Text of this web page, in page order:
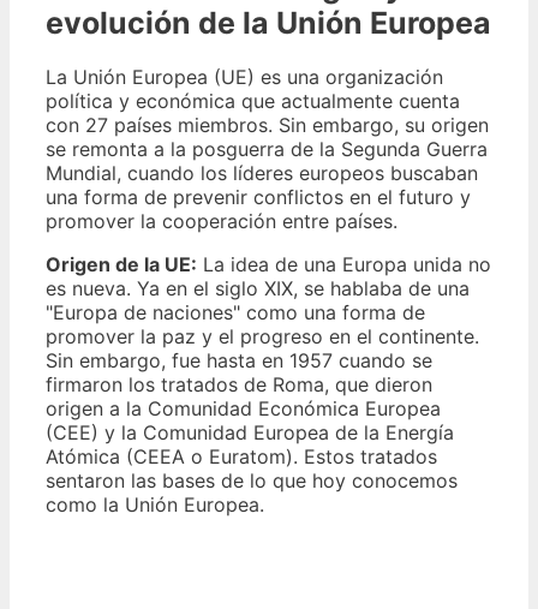
evolución de la Unión Europea
La Unión Europea (UE) es una organización
política y económica que actualmente cuenta
con 27 países miembros. Sin embargo, su origen
se remonta a la posguerra de la Segunda Guerra
Mundial, cuando los líderes europeos buscaban
una forma de prevenir conflictos en el futuro y
promover la cooperación entre países.
Origen de la UE: La idea de una Europa unida no
es nueva. Ya en el siglo XIX, se hablaba de una
"Europa de naciones" como una forma de
promover la paz y el progreso en el continente.
Sin embargo, fue hasta en 1957 cuando se
firmaron los tratados de Roma, que dieron
origen a la Comunidad Económica Europea
(CEE) y la Comunidad Europea de la Energía
Atómica (CEEA o Euratom). Estos tratados
sentaron las bases de lo que hoy conocemos
como la Unión Europea.